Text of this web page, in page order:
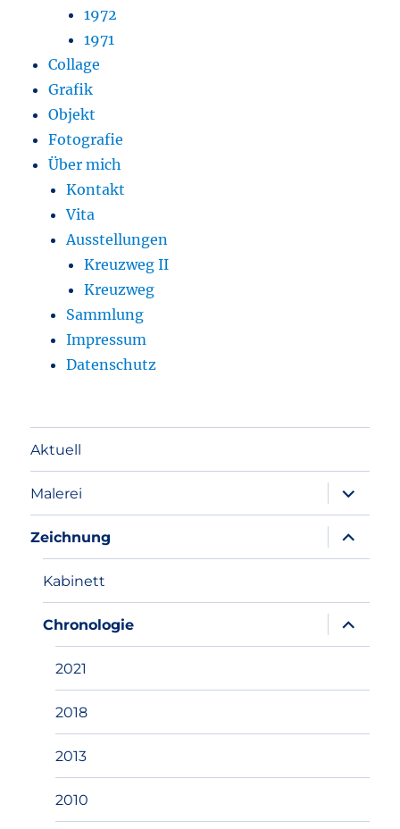
1972
1971
Collage
Grafik
Objekt
Fotografie
Über mich
Kontakt
Vita
Ausstellungen
Kreuzweg II
Kreuzweg
Sammlung
Impressum
Datenschutz
Aktuell
Malerei
anzeigen
Zeichnung
anzeigen
Kabinett
Chronologie
anzeigen
2021
2018
2013
2010